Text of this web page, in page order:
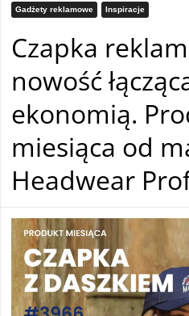
Gadżety reklamowe Inspiracje
Czapka
nowość
ekonomią.
miesiąca od
Headwear